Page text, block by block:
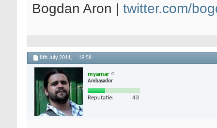
Bogdan Aron | twitter.com/
8th July 2011, 19:58
myamar
Ambasador
Reputatie: 43